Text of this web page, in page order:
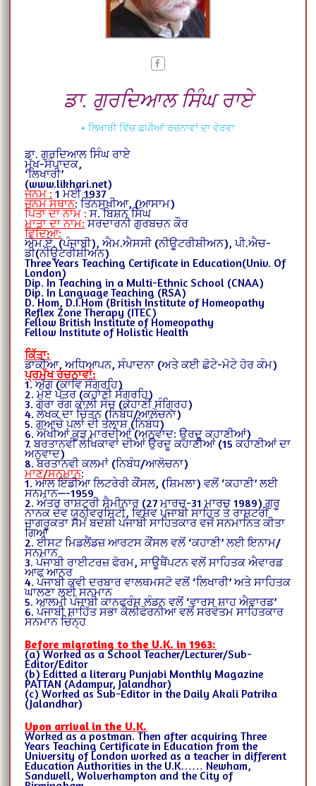
ਡਾ. ਗੁਰਦਿਆਲ ਸਿੰਘ ਰਾਏ
+ ਲਿਖਾਰੀ ਵਿੱਚ ਛਪੀਆਂ ਰਚਨਾਵਾਂ ਦਾ ਵੇਰਵਾ
ਡਾ. ਗੁਰਦਿਆਲ ਸਿੰਘ ਰਾਏ
ਮੁੱਖ-ਸੰਪਾਦਕ,
‘ਲਿਖਾਰੀ’
(www.likhari.net)
ਜਨਮ : 1 ਮਈ 1937
ਜਨਮ ਸਥਾਨ: ਤਿੰਨਸੁਖੀਆ, (ਆਸਾਮ)
ਪਿਤਾ ਦਾ ਨਾਮ : ਸ. ਬਿਸ਼ਨ ਸਿੰਘ
ਮਾਤਾ ਦਾ ਨਾਮ: ਸਰਦਾਰਨੀ ਗੁਰਬਚਨ ਕੌਰ
ਵਿੱਦਿਆ:
ਐਮ.ਏ. (ਪੰਜਾਬੀ), ਐਮ.ਐਸਸੀ (ਨੀਊਟਰੀਸ਼ੀਅਨ), ਪੀ.ਐਚ-
ਡੀ(ਨੀਊਟਰੀਸ਼ੀਅਨ)
Three Years Teaching Certificate in Education(Univ. Of
London)
Dip. In Teaching in a Multi-Ethnic School (CNAA)
Dip. In Language Teaching (RSA)
D. Hom, D.I.Hom (British Institute of Homeopathy
Reflex Zone Therapy (ITEC)
Fellow British Institute of Homeopathy
Fellow Institute of Holistic Health
ਕਿੱਤਾ:
ਡਾਕੀਆ, ਅਧਿਆਪਨ, ਸੰਪਾਦਨਾ (ਅਤੇ ਕਈ ਛੋਟੇ-ਮੋਟੇ ਹੋਰ ਕੰਮ)
ਪ੍ਰਮੁੱਖ ਰਚਨਾਵਾਂ:
1. ਅੱਗ (ਕਾਵਿ ਸੰਗ੍ਰਹਿ)
2. ਮੋਏ ਪੱਤਰ (ਕਹਾਣੀ ਸੰਗ੍ਰਹਿ)
3. ਗੋਰਾ ਰੰਗ ਕਾਲੀ ਸੋਚ (ਕਹਾਣੀ ਸੰਗ੍ਰਿਹ)
4. ਲੇਖਕ ਦਾ ਚਿੰਤਨ (ਨਿਬੰਧ/ਆਲੋਚਨਾ)
5. ਗੁਆਚੇ ਪਲਾਂ ਦੀ ਤਲਾਸ਼ (ਨਿਬੰਧ)
6. ਅੱਖੀਆਂ ਕੂੜ ਮਾਰਦੀਆਂ (ਅਨੁਵਾਦ: ਉਰਦੂ ਕਹਾਣੀਆਂ)
7. ਬਰਤਾਨਵੀ ਲੇਖਿਕਾਵਾਂ ਦੀਆਂ ਉਰਦੂ ਕਹਾਣੀਆਂ (15 ਕਹਾਣੀਆਂ ਦਾ
ਅਨੁਵਾਦ)
8. ਬਰਤਾਨਵੀ ਕਲਮਾਂ (ਨਿਬੰਧ/ਆਲੋਚਨਾ)
ਮਾਣ/ਸਨਮਾਨ:
1. ਆਲ ਇੰਡੀਆ ਲਿਟਰੇਰੀ ਕੌਂਸਲ, (ਸ਼ਿਮਲਾ) ਵਲੋਂ ‘ਕਹਾਣੀ’ ਲਈ
ਸਨਮਾਨ—-1959
2. ਅੰਤਰ ਰਾਸ਼ਟਰੀ ਸੈਮੀਨਾਰ (27 ਮਾਰਚ-31 ਮਾਰਚ 1989) ਗੁਰੂ
ਨਾਨਕ ਦੇਵ ਯੂਨੀਵਰਸਿਟੀ, ਵਿਸ਼ਵ ਪੰਜਾਬੀ ਸਾਹਿਤ ਤੇ ਰਾਸ਼ਟਰੀ
ਜਾਗਰੂਕਤਾ ਸਮੇਂ ਬਦੇਸ਼ੀ ਪੰਜਾਬੀ ਸਾਹਿਤਕਾਰ ਵਜੋਂ ਸਨਮਾਨਿਤ ਕੀਤਾ
ਗਿਆ
2. ਈਸਟ ਮਿਡਲੈਂਡਜ਼ ਆਰਟਸ ਕੌਂਸਲ ਵਲੋਂ ‘ਕਹਾਣੀ’ ਲਈ ਇਨਾਮ/
ਸਨਮਾਨ
3. ਪੰਜਾਬੀ ਰਾਈਟਰਜ਼ ਫੋਰਮ, ਸਾਊਥੈਂਪਟਨ ਵਲੋਂ ਸਾਹਿਤਕ ਐਵਾਰਡ
ਆਫ ਆਨਰ
4. ਪੰਜਾਬੀ ਕਵੀ ਦਰਬਾਰ ਵਾਲਥਮਸਟੋ ਵਲੋਂ ‘ਲਿਖਾਰੀ’ ਅਤੇ ਸਾਹਿਤਕ
ਘਾਲਣਾ ਲਈ ਸਨਮਾਨ
5. ਆਲਮੀ ਪੰਜਾਬੀ ਕਾਨਫਰੰਸ ਲੰਡਨ ਵਲੋਂ ‘ਵਾਰਸ ਸ਼ਾਹ ਐਵਾਰਡ’
6. ਪੰਜਾਬੀ ਸਾਹਿੱਤ ਸਭਾ ਕੈਲੀਫੋਰਨੀਆ ਵਲੋਂ ਸਰਵੋਤਮ ਸਾਹਿਤਕਾਰ
ਸਨਮਾਨ ਚਿੰਨ੍ਹ
Before migrating to the U.K. in 1963:
(a) Worked as a School Teacher/Lecturer/Sub-
Editor/Editor
(b) Editted a literary Punjabi Monthly Magazine
PATTAN (Adampur, Jalandhar)
(c) Worked as Sub-Editor in the Daily Akali Patrika
(Jalandhar)
Upon arrival in the U.K.
Worked as a postman. Then after acquiring Three
Years Teaching Certificate in Education from the
University of London worked as a teacher in different
Education Authorities in the U.K…… Newham,
Sandwell, Wolverhampton and the City of